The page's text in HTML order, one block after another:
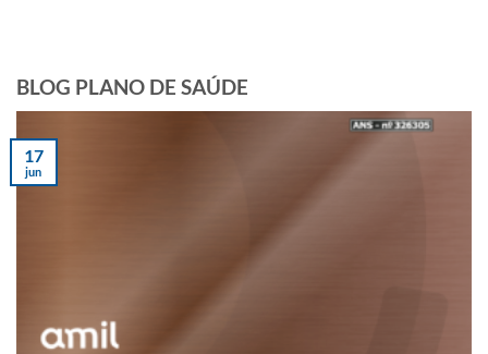
BLOG PLANO DE SAÚDE
17
jun